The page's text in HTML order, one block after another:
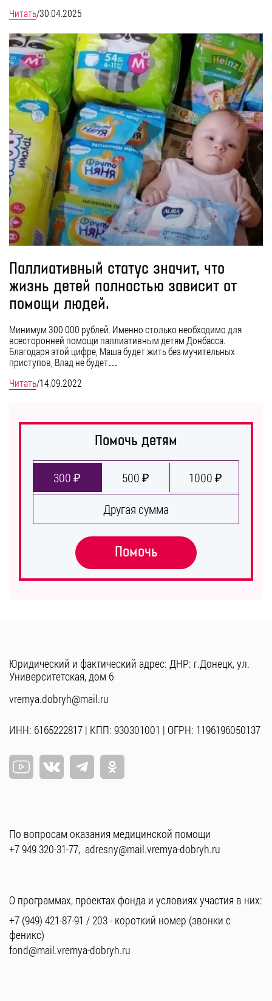
Читать/30.04.2025
Паллиативный статус значит, что
жизнь детей полностью зависит от
помощи людей.
Минимум 300 000 рублей. Именно столько необходимо для
всесторонней помощи паллиативным детям Донбасса.
Благодаря этой цифре, Маша будет жить без мучительных
приступов, Влад не будет…
Читать/14.09.2022
Помочь детям
300 ₽ 500 ₽
1000 ₽
Другая сумма
Помочь
Юридический и фактический адрес: ДНР: г.Донецк, ул.
Университетская, дом 6
vremya.dobryh@mail.ru
ИНН: 6165222817 | КПП: 930301001 | ОГРН: 1196196050137
По вопросам оказания медицинской помощи
+7 949 320-31-77, adresny@mail.vremya-dobryh.ru
О программах, проектах фонда и условиях участия в них:
+7 (949) 421-87-91 / 203- короткий номер (звонки с
феникс)
fond@mail.vremya-dobryh.ru